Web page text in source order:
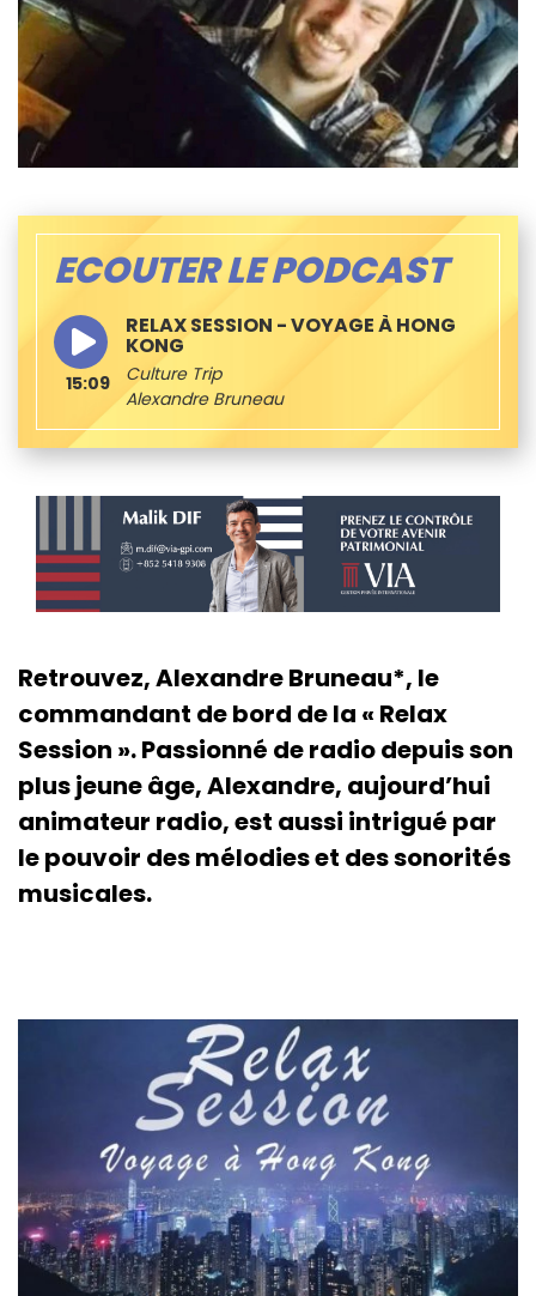
ECOUTER LE PODCAST
RELAX SESSION - VOYAGE À HONG
KONG
Culture Trip
Alexandre Bruneau
15:09
Retrouvez, Alexandre Bruneau*, le
commandant de bord de la « Relax
Session ». Passionné de radio depuis son
plus jeune âge, Alexandre, aujourd’hui
animateur radio, est aussi intrigué par
le pouvoir des mélodies et des sonorités
musicales.